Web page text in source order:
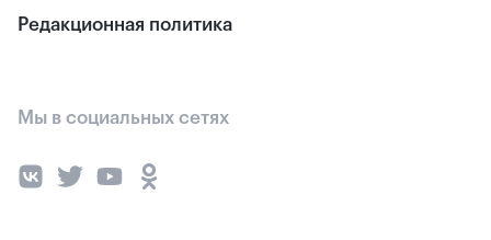
Редакционная политика
Мы в социальных сетях